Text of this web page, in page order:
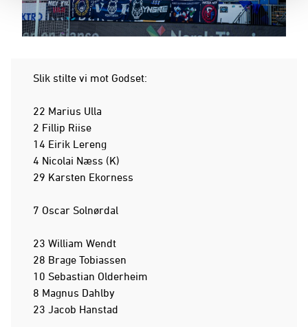
Slik stilte vi mot Godset:
22 Marius Ulla
2 Fillip Riise
14 Eirik Lereng
4 Nicolai Næss (K)
29 Karsten Ekorness
7 Oscar Solnørdal
23 William Wendt
28 Brage Tobiassen
10 Sebastian Olderheim
8 Magnus Dahlby
23 Jacob Hanstad